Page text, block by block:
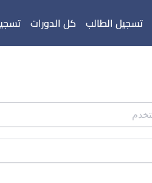
تسجيل الطالب كل الدورات